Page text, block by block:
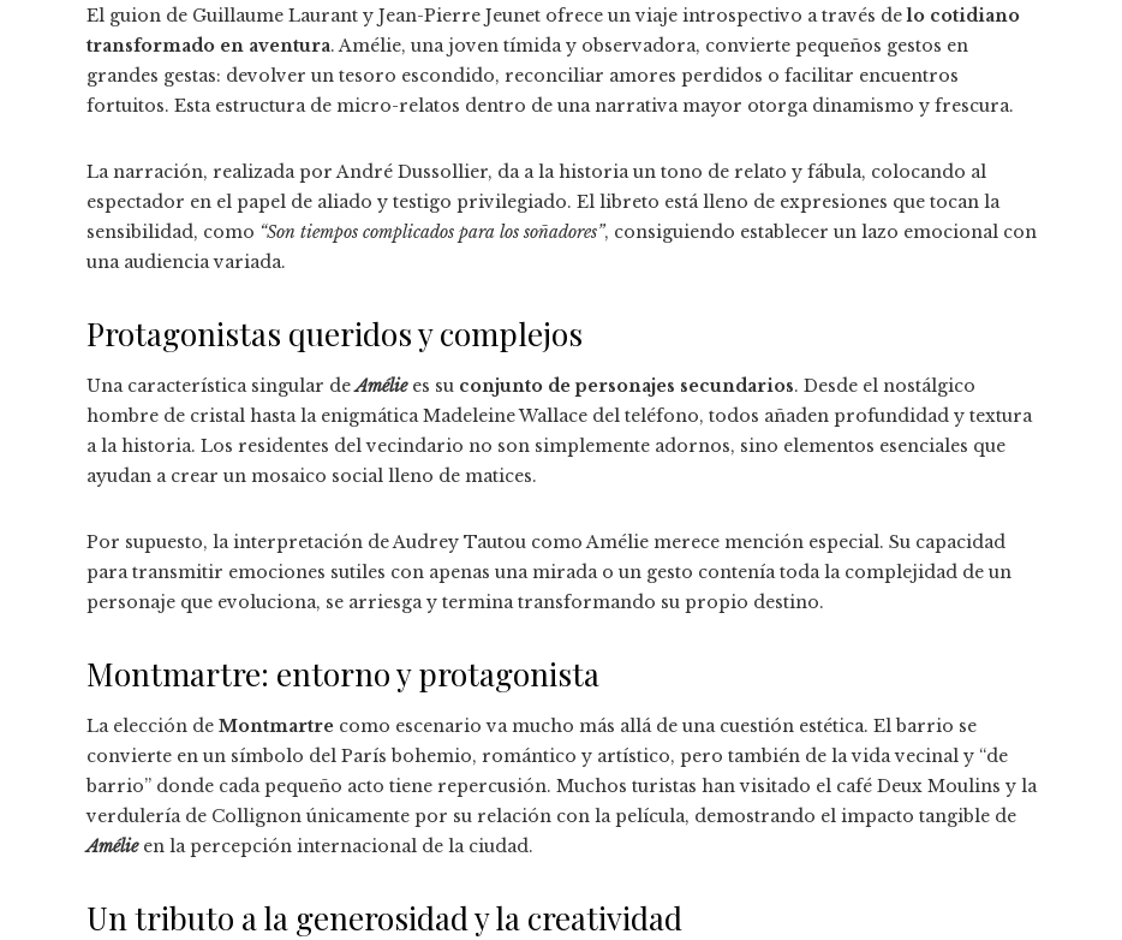
El guion de Guillaume Laurant y Jean-Pierre Jeunet ofrece un viaje introspectivo a través delo cotidiano
transformado en aventura. Amélie, una joven tímida y observadora, convierte pequeños gestos en
grandes gestas: devolver un tesoro escondido, reconciliar amores perdidos o facilitar encuentros
fortuitos. Esta estructura de micro-relatos dentro de una narrativa mayor otorga dinamismo y frescura.
La narración, realizada por André Dussollier, da a la historia un tono de relato y fábula, colocando al
espectador en el papel de aliado y testigo privilegiado. El libreto está lleno de expresiones que tocan la
sensibilidad, como “Son tiempos complicados para los soñadores”, consiguiendo establecer un lazo emocional con
una audiencia variada.
Protagonistas queridos y complejos
Una característica singular deAméliees su conjunto de personajes secundarios. Desde el nostálgico
hombre de cristal hasta la enigmática Madeleine Wallace del teléfono, todos añaden profundidad y textura
a la historia. Los residentes del vecindario no son simplemente adornos, sino elementos esenciales que
ayudan a crear un mosaico social lleno de matices.
Por supuesto, la interpretación de Audrey Tautou como Amélie merece mención especial. Su capacidad
para transmitir emociones sutiles con apenas una mirada o un gesto contenía toda la complejidad de un
personaje que evoluciona, se arriesga y termina transformando su propio destino.
Montmartre: entorno y protagonista
La elección de Montmartre como escenario va mucho más allá de una cuestión estética. El barrio se
convierte en un símbolo del París bohemio, romántico y artístico, pero también de la vida vecinal y “de
barrio” donde cada pequeño acto tiene repercusión. Muchos turistas han visitado el café Deux Moulins y la
verdulería de Collignon únicamente por su relación con la película, demostrando el impacto tangible de
Amélieen la percepción internacional de la ciudad.
Un tributo a la generosidad y la creatividad